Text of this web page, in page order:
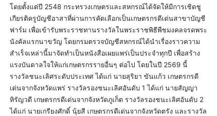
โดยตั้งแต่ปี 2548 กระทรวงเกษตรและสหกรณ์ได้จัดให้มีการเชิดชู
เกียรติครูบัญชีอาสาที่ผ่านการคัดเลือกเป็นเกษตรกรดีเด่นสาขาบัญชี
ฟาร์ม เพื่อเข้ารับพระราชทานรางวัลในพระราชพิธีพืชมงคลจรดพระ
นังคัลแรกนาขวัญ โดยกรมตรวจบัญชีสหกรณ์ได้นำเรื่องราวความ
สำเร็จเหล่านี้มาจัดทำเป็นหนังสือเผยแพร่เป็นประจำทุกปี เพื่อสร้าง
แรงบันดาลใจให้แก่เกษตรกรรายอื่นๆ ต่อไป โดยในปี 2569 นี้
รางวัลชนะเลิศระดับประเทศ ได้แก่ นายสุริยา ขันแก้ว เกษตรกรดี
เด่นจากจังหวัดแพร่ รางวัลรองชนะเลิศอันดับ 1 ได้แก่ นายสัญญา
หิรัญวดี เกษตรกรดีเด่นจากจังหวัดภูเก็ต รางวัลรองชนะเลิศอันดับ 2
ได้แก่ นายเกรียงศักดิ์ นุ้ยสี เกษตรกรดีเด่นจากจังหวัดตรัง และรางวัล